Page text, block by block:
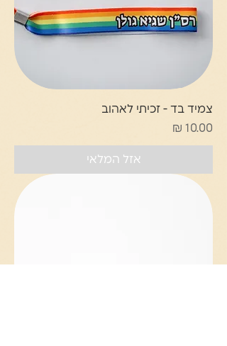
צמיד בד - זכיתי לאהוב
מחיר
אזל המלאי